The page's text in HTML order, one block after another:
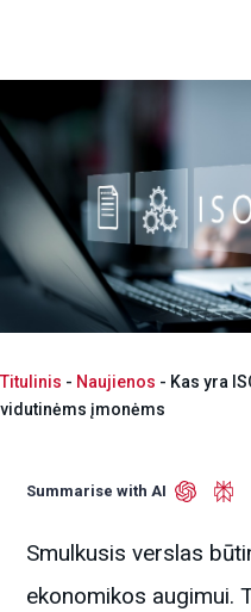
Titulinis - Naujienos - Kas yra
vidutinėms įmonėms
Summarise with AI
Smulkusis verslas
ekonomikos augimui.